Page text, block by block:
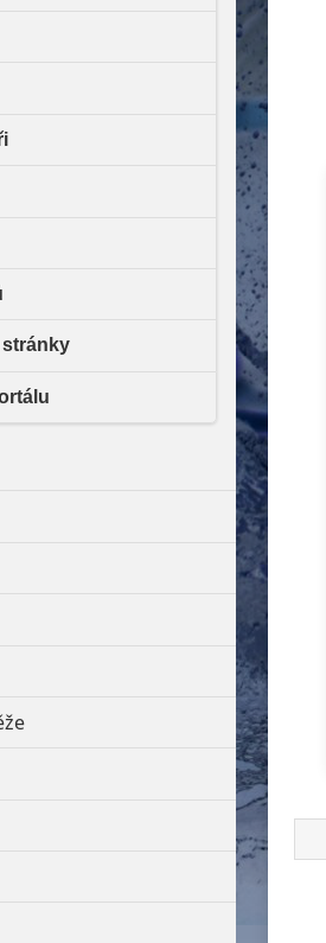
stránky
click to expand contents
expand contents